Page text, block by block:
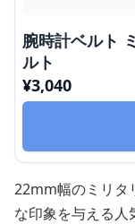
腕時計ベルト
ルト
¥3,040
22mm幅のミリタ
な印象を与える人